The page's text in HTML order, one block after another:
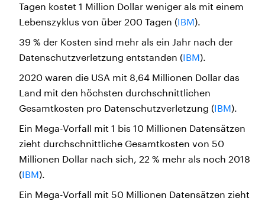
Tagen kostet 1 Million Dollar weniger als mit einem
Lebenszyklus von über 200 Tagen (IBM).
39 % der Kosten sind mehr als ein Jahr nach der
Datenschutzverletzung entstanden (IBM).
2020 waren die USA mit 8,64 Millionen Dollar das
Land mit den höchsten durchschnittlichen
Gesamtkosten pro Datenschutzverletzung (IBM).
Ein Mega-Vorfall mit 1 bis 10 Millionen Datensätzen
zieht durchschnittliche Gesamtkosten von 50
Millionen Dollar nach sich, 22 % mehr als noch 2018
(IBM).
Ein Mega-Vorfall mit 50 Millionen Datensätzen zieht